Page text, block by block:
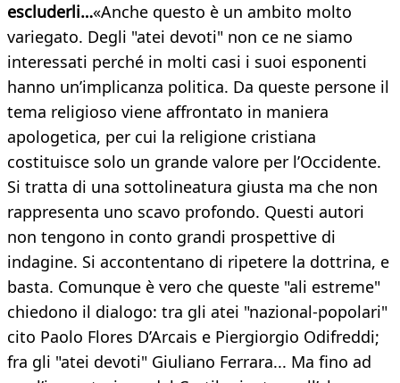
escluderli…«Anche questo è un ambito molto
variegato. Degli "atei devoti" non ce ne siamo
interessati perché in molti casi i suoi esponenti
hanno un’implicanza politica. Da queste persone il
tema religioso viene affrontato in maniera
apologetica, per cui la religione cristiana
costituisce solo un grande valore per l’Occidente.
Si tratta di una sottolineatura giusta ma che non
rappresenta uno scavo profondo. Questi autori
non tengono in conto grandi prospettive di
indagine. Si accontentano di ripetere la dottrina, e
basta. Comunque è vero che queste "ali estreme"
chiedono il dialogo: tra gli atei "nazional-popolari"
cito Paolo Flores D’Arcais e Piergiorgio Odifreddi;
fra gli "atei devoti" Giuliano Ferrara... Ma fino ad